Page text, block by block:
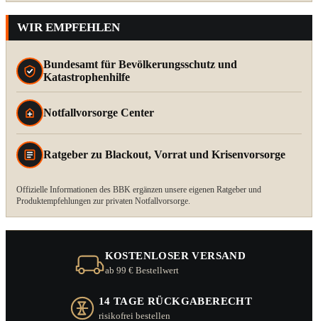
WIR EMPFEHLEN
Bundesamt für Bevölkerungsschutz und
Katastrophenhilfe
Notfallvorsorge Center
Ratgeber zu Blackout, Vorrat und Krisenvorsorge
Offizielle Informationen des BBK ergänzen unsere eigenen Ratgeber und
Produktempfehlungen zur privaten Notfallvorsorge.
KOSTENLOSER VERSAND
ab 99 € Bestellwert
14 TAGE RÜCKGABERECHT
risikofrei bestellen